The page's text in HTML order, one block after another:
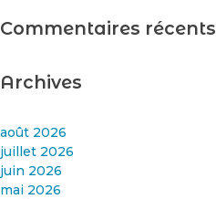
Commentaires récents
Archives
août 2026
juillet 2026
juin 2026
mai 2026